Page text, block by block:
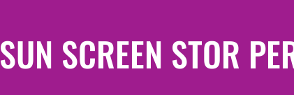
SUN SCREEN STOR